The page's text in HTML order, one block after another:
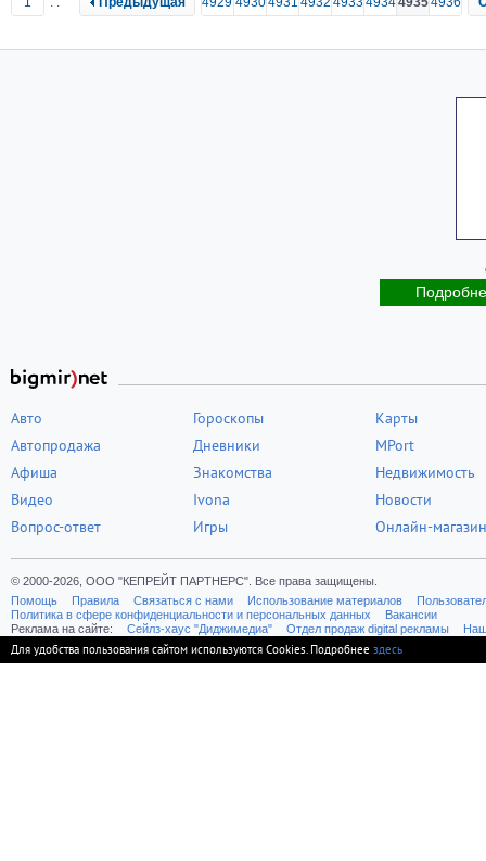
Авто
Автопродажа
Афиша
Видео
Вопрос-ответ
Гороскопы
Дневники
Знакомства
Ivona
Игры
Карты
MPort
Недвижимость
Новости
Онлайн-магазин
© 2000-2026, ООО "КЕПРЕЙТ ПАРТНЕРС". Все права защищены.
Помощь
Правила Связаться с нами Использование материалов
Политика в сфере конфиденциальности и персональных данных
Вакансии
Реклама на сайте:
Cейлз-хаус "Диджимедиа" Отдел продаж digital рекламы
Для удобства пользования сайтом используются Cookies. Подробнее здесь